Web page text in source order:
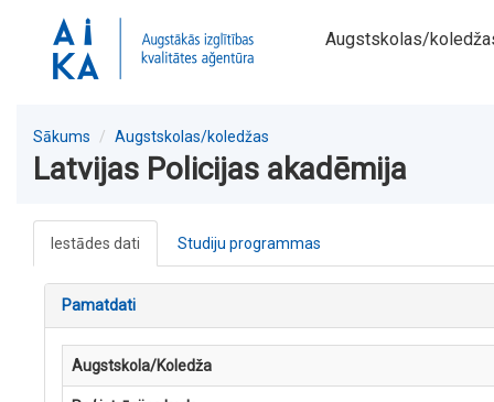
Augstskolas/
Sākums Augstskolas/koledžas
Latvijas Policijas akadēmija
Iestādes dati Studiju programmas
Pamatdati
Augstskola/Koledža